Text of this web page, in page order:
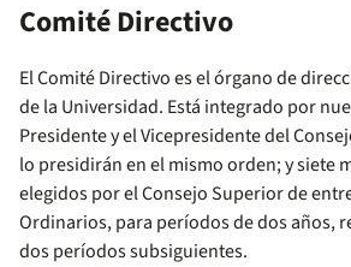
Comité Directivo
El Comité Directivo es el órgano de
de la Universidad. Está integrado por
Presidente y el Vicepresidente del
lo presidirán en el mismo orden; y siete
elegidos por el Consejo Superior de
Ordinarios, para períodos de dos años,
dos períodos subsiguientes.